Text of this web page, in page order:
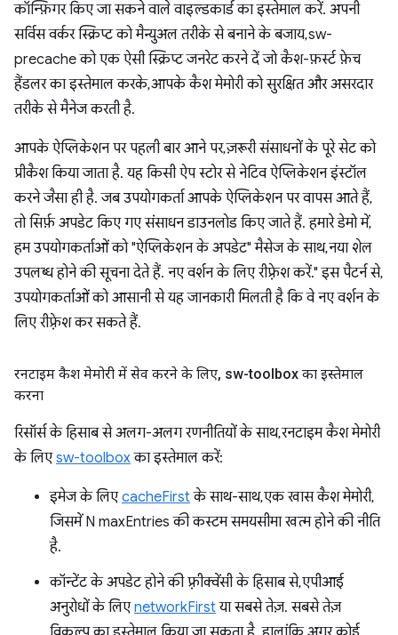
कॉन्फ़िगर किए जा सकने वाले वाइल्डकार्ड का इस्तेमाल करें. अपनी
सर्विस वर्कर स्क्रिप्ट को मैन्युअल तरीके से बनाने के बजाय, sw-
precache को एक ऐसी स्क्रिप्ट जनरेट करने दें जो कैश-फ़र्स्ट फ़ेच
हैंडलर का इस्तेमाल करके, आपके कैश मेमोरी को सुरक्षित और असरदार
तरीके से मैनेज करती है.
आपके ऐप्लिकेशन पर पहली बार आने पर, ज़रूरी संसाधनों के पूरे सेट को
प्रीकैश किया जाता है. यह किसी ऐप स्टोर से नेटिव ऐप्लिकेशन इंस्टॉल
करने जैसा ही है. जब उपयोगकर्ता आपके ऐप्लिकेशन पर वापस आते हैं,
तो सिर्फ़ अपडेट किए गए संसाधन डाउनलोड किए जाते हैं. हमारे डेमो में,
हम उपयोगकर्ताओं को "ऐप्लिकेशन के अपडेट" मैसेज के साथ, नया शेल
उपलब्ध होने की सूचना देते हैं. नए वर्शन के लिए रीफ़्रेश करें." इस पैटर्न से,
उपयोगकर्ताओं को आसानी से यह जानकारी मिलती है कि वे नए वर्शन के
लिए रीफ़्रेश कर सकते हैं.
रनटाइम कैश मेमोरी में सेव करने के लिए, sw-toolbox का इस्तेमाल
करना
रिसॉर्स के हिसाब से अलग-अलग रणनीतियों के साथ, रनटाइम कैश मेमोरी
के लिएsw-toolboxका इस्तेमाल करें:
इमेज के लिएcacheFirstके साथ-साथ, एक खास कैश मेमोरी,
जिसमें N maxEntries की कस्टम समयसीमा खत्म होने की नीति
है.
कॉन्टेंट के अपडेट होने की फ़्रीक्वेंसी के हिसाब से, एपीआई
अनुरोधों के लिएnetworkFirstया सबसे तेज़. सबसे तेज़